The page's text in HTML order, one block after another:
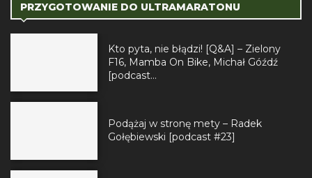
PRZYGOTOWANIE DO ULTRAMARATONU
Kto pyta, nie błądzi! [Q&A] – Zielony
F16, Mamba On Bike, Michał Góźdź
[podcast...
Podążaj w stronę mety – Radek
Gołębiewski [podcast #23]